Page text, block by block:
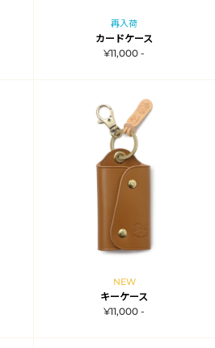
再入荷
カードケース
¥11,000 -
NEW
キーケース
¥11,000 -